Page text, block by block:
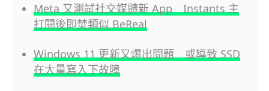
Meta 又測試社交媒體新 App Instants 主
打閱後即焚類似 BeReal
Windows 11 更新又爆出問題 或導致 SSD
在大量寫入下故障